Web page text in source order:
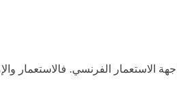
الفرنسي. فالاستعمار